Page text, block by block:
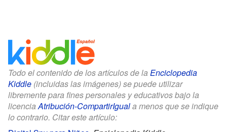
Todo el contenido de los artículos de la Enciclopedia
Kiddle (incluidas las imágenes) se puede utilizar
libremente para fines personales y educativos bajo la
licenciaAtribución-CompartirIguala menos que se indique
lo contrario. Citar este artículo: